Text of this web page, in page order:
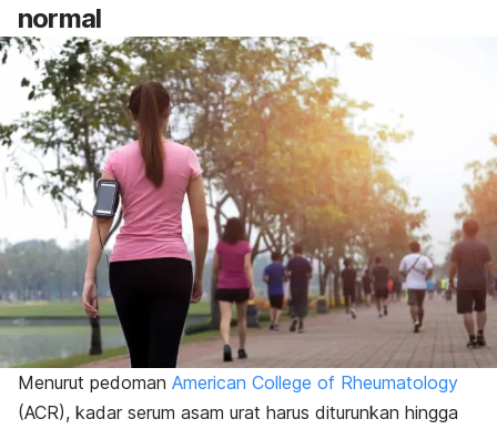
normal
Menurut pedoman American College of Rheumatology
(ACR), kadar serum asam urat harus diturunkan hingga